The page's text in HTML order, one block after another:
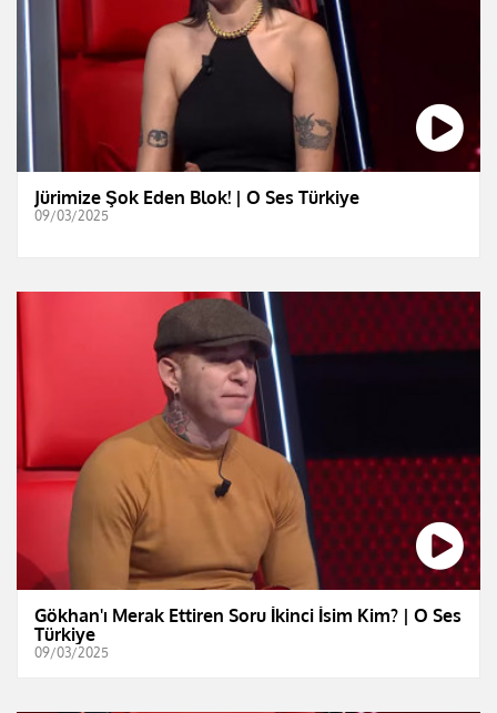
Jürimize Şok Eden Blok! | O Ses Türkiye
09/03/2025
Gökhan'ı Merak Ettiren Soru İkinci İsim Kim? | O Ses
Türkiye
09/03/2025